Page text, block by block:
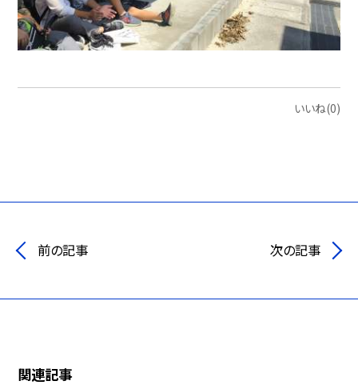
いいね(0)
前の記事 次の記事
関連記事